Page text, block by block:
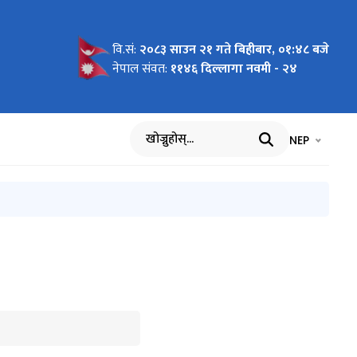
वि.सं: २०८३ साउन २१ गते बिहीबार, ०१:४८ बजे
नेपाल संवत: ११४६ दिल्लागा नवमी - २४
खोज्नुहोस् भाषा चयन
NEP